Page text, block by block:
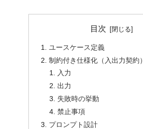
目次
ユースケース定義
制約付き仕様化（入出力契約）
入力
出力
失敗時の挙動
禁止事項
プロンプト設計